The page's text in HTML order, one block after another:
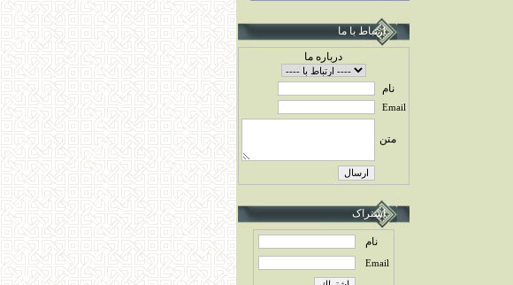
ارتباط با ما
درباره ما
نام
Email
متن
اشتراک
نام
Email